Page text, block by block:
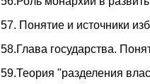
57. Понятие и источники
58.Глава государства.
59.Теория "разделения